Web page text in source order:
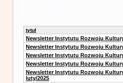
tytuł
Newsletter Instytutu Rozwoju
Newsletter Instytutu Rozwoju
Newsletter Instytutu Rozwoju
Newsletter Instytutu Rozwoju
Newsletter Instytutu Rozwoju
luty/2025